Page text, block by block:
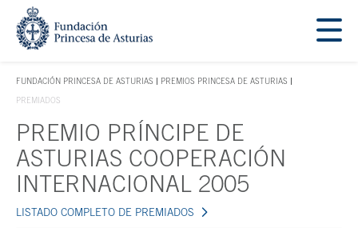
Saltar navegación. Ir directamente al contenido principal
FUNDACIÓN PRINCESA DE ASTURIAS
TECLA DE ACCESO 1
PREMIOS PRINCESA DE ASTURIAS
PREMIADOS
Contenido principal
PREMIO PRÍNCIPE DE
ASTURIAS COOPERACIÓN
INTERNACIONAL 2005
LISTADO COMPLETO DE PREMIADOS